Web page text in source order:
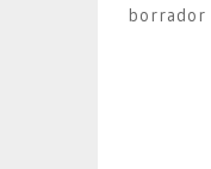
borrador